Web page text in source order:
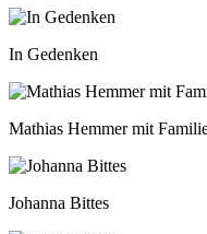
In Gedenken
Mathias Hemmer mit
Johanna Bittes